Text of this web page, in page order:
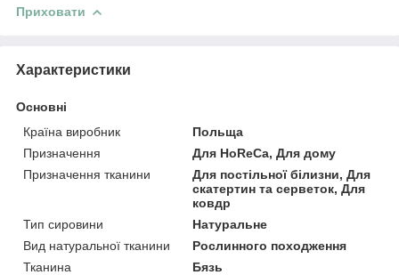
Приховати
Характеристики
Основні
Країна виробник
Польща
Призначення
Для HoReCa, Для дому
Призначення тканини
Для постільної білизни, Для
скатертин та серветок, Для
ковдр
Тип сировини
Натуральне
Вид натуральної тканини
Рослинного походження
Тканина
Бязь